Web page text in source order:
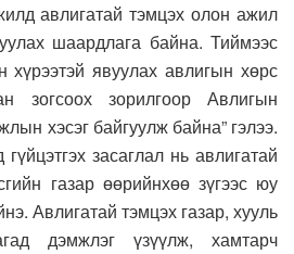
авлигатай тэмцэх олон ажил
шаардлага байна. Тиймээс
хүрээтэй явуулах авлигын хөрс
зогсоох зорилгоор Авлигын
хэсэг байгуулж байна” гэлээ.
засаглал нь авлигатай
газар өөрийнхөө зүгээс юу
Авлигатай тэмцэх газар, хууль
дэмжлэг үзүүлж, хамтарч